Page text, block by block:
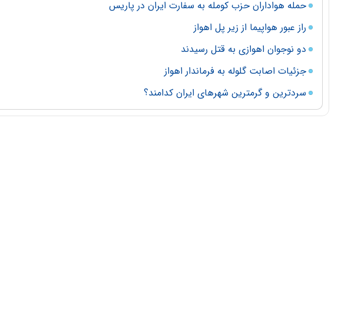
حمله هواداران حزب کومله به سفارت ایران در پاریس
راز عبور هواپیما از زیر پل اهواز
دو نوجوان اهوازی به قتل رسیدند
جزئیات اصابت گلوله به فرماندار اهواز
سردترین و گرمترین شهرهای ایران کدامند؟